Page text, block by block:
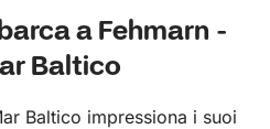
a Fehmarn -
Baltico
Baltico impressiona i suoi